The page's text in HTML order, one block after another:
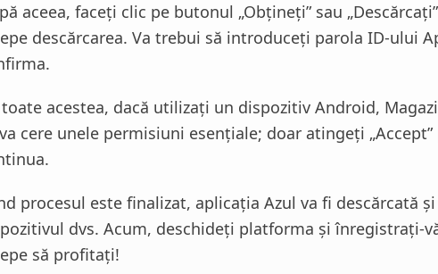
aceea, faceți clic pe butonul „Obțineți” sau
descărcarea. Va trebui să introduceți parola ID-ului
toate acestea, dacă utilizați un dispozitiv Android,
cere unele permisiuni esențiale; doar atingeți
procesul este finalizat, aplicația Azul va fi descărcată
dvs. Acum, deschideți platforma și înregistrați-
să profitați!